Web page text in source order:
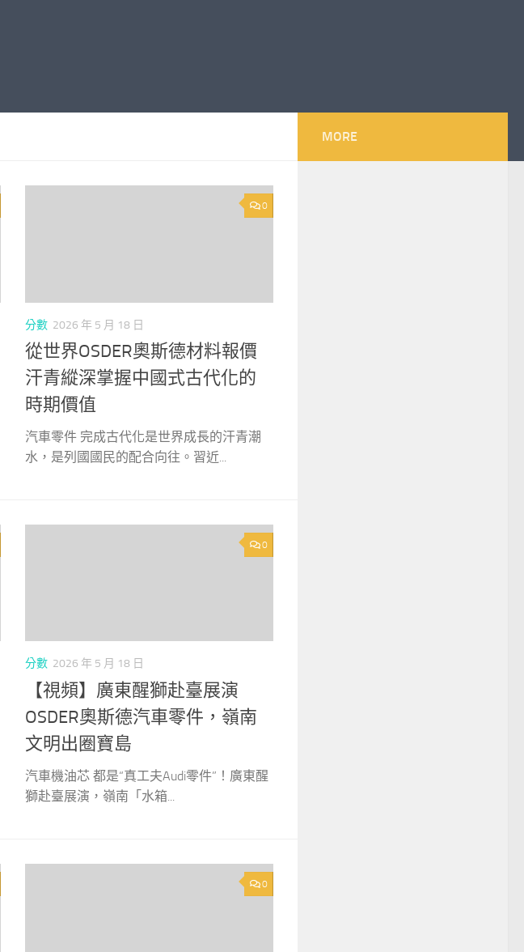
0
分數 2026 年 5 月 18 日
從世界OSDER奧斯德材料報價
汗青縱深掌握中國式古代化的
時期價值
汽車零件 完成古代化是世界成長的汗青潮
水，是列國國民的配合向往。習近...
0
分數 2026 年 5 月 18 日
【視頻】廣東醒獅赴臺展演
OSDER奧斯德汽車零件，嶺南
文明出圈寶島
汽車機油芯 都是“真工夫Audi零件”！廣東醒
獅赴臺展演，嶺南「水箱...
0
MORE